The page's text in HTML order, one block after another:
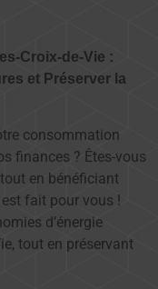
Croix-de-Vie :
et Préserver la
consommation
finances ? Êtes-vous
en bénéficiant
fait pour vous !
d’énergie
tout en préservant